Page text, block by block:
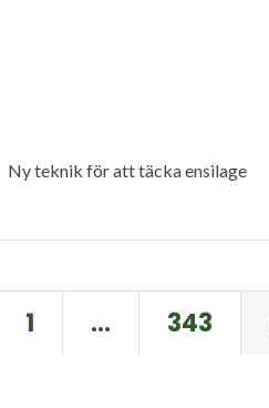
Ny teknik för att täcka ensilage
1 … 343